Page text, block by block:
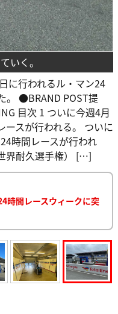
いく。
に行われるル・マン24
。 ●BRAND POST提
目次 1 ついに今週4月
ースが行われる。 ついに
時間レースが行われ
界耐久選手権） […]
時間レースウィークに突